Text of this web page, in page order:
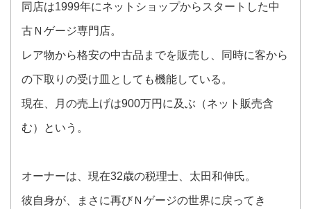
同店は1999年にネットショップからスタートした中
古Ｎゲージ専門店。
レア物から格安の中古品までを販売し、同時に客から
の下取りの受け皿としても機能している。
現在、月の売上げは900万円に及ぶ（ネット販売含
む）という。
オーナーは、現在32歳の税理士、太田和伸氏。
彼自身が、まさに再びＮゲージの世界に戻ってき